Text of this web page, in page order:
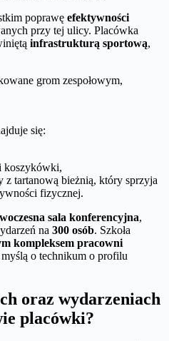
poprawę efektywności
przy tej ulicy. Placówka
infrastrukturą sportową,
grom zespołowym,
się:
koszykówki,
tartanową bieżnią, który sprzyja
fizycznej.
sala konferencyjna,
na 300 osób. Szkoła
kompleksem pracowni
o technikum o profilu
oraz wydarzeniach
placówki?